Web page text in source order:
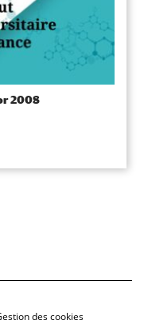
2008
des cookies